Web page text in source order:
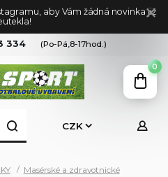
aby Vám žádná novinka již
CZK
334 (Po-Pá,8-17hod.)
0
Masérské a zdravotnické